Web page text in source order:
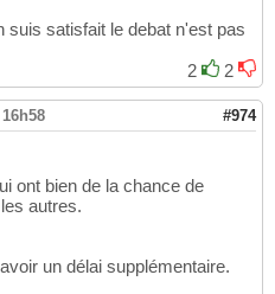
suis satisfait le debat n'est pas
2
2
#974
ont bien de la chance de
autres.
un délai supplémentaire.